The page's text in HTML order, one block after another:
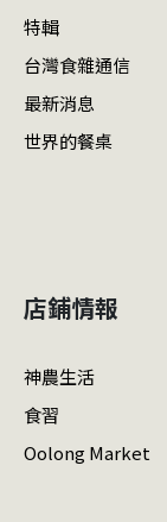
特輯
台灣食雜通信
最新消息
世界的餐桌
店鋪情報
神農生活
食習
Oolong Market